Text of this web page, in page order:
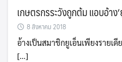
เกษตรกรระวังถูกต้ม แอบอ้าง‘
8 สิงหาคม 2018
อ้างเป็นสมาชิกยูเอ็นเพียงรายเดี
[…]